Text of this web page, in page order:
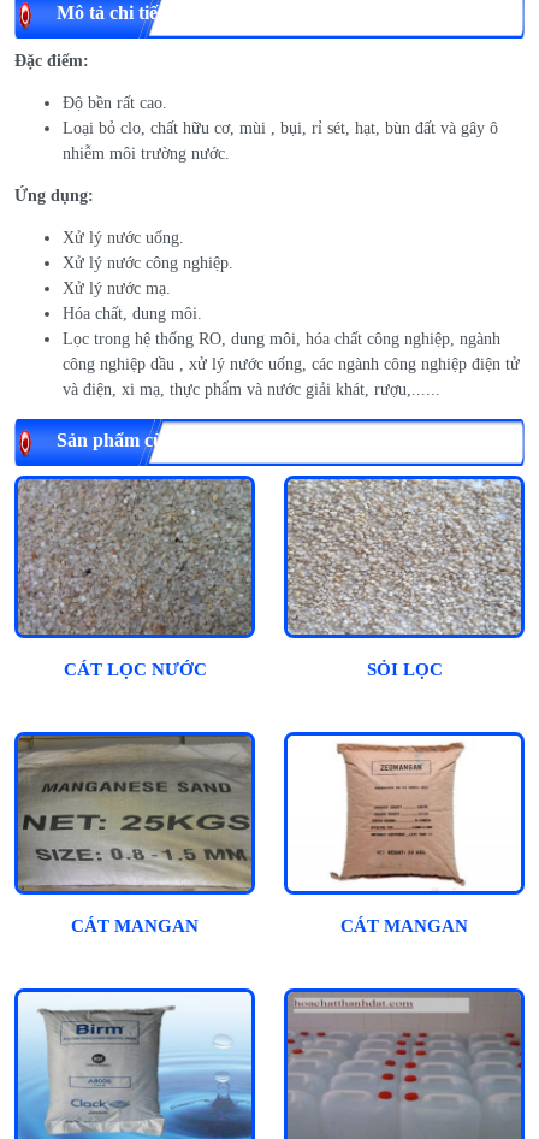
Mô tả chi tiết
Đặc điểm:
Độ bền rất cao.
Loại bỏ clo, chất hữu cơ, mùi , bụi, rỉ sét, hạt, bùn đất và gây ô
nhiễm môi trường nước.
Ứng dụng:
Xử lý nước uống.
Xử lý nước công nghiệp.
Xử lý nước mạ.
Hóa chất, dung môi.
Lọc trong hệ thống RO, dung môi, hóa chất công nghiệp, ngành
công nghiệp dầu , xử lý nước uống, các ngành công nghiệp điện tử
và điện, xi mạ, thực phẩm và nước giải khát, rượu,......
Sản phẩm cùng loại
CÁT LỌC NƯỚC SỎI LỌC
CÁT MANGAN CÁT MANGAN